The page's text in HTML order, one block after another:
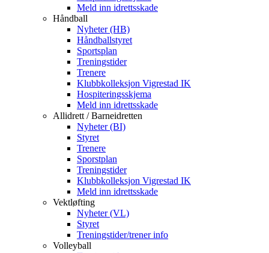
Meld inn idrettsskade
Håndball
Nyheter (HB)
Håndballstyret
Sportsplan
Treningstider
Trenere
Klubbkolleksjon Vigrestad IK
Hospiteringsskjema
Meld inn idrettsskade
Allidrett / Barneidretten
Nyheter (BI)
Styret
Trenere
Sporstplan
Treningstider
Klubbkolleksjon Vigrestad IK
Meld inn idrettsskade
Vektløfting
Nyheter (VL)
Styret
Treningstider/trener info
Volleyball